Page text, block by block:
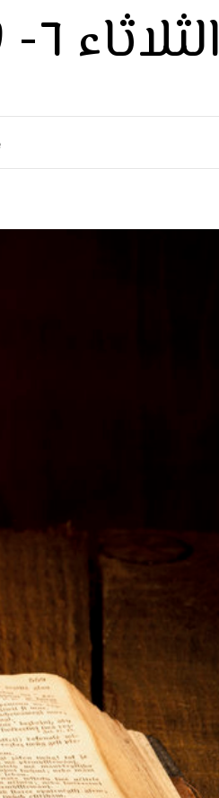
الثلاثاء ٦- ٧- ٢٠٢١ م – ٢٩ بؤونة ١٧٣٧ ش